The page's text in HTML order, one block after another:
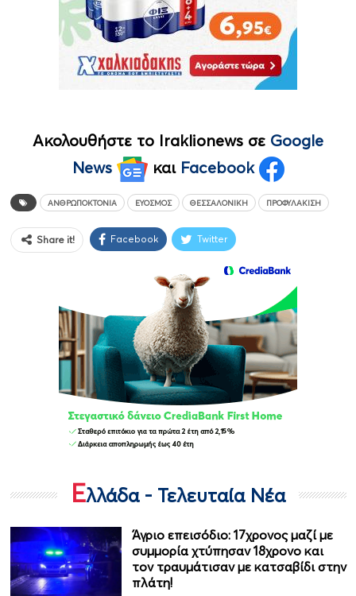
Ακολουθήστε το Iraklionews σε Google
News
και Facebook
ΑΝΘΡΩΠΟΚΤΟΝΊΑ ΕΎΟΣΜΟΣ ΘΕΣΣΑΛΟΝΊΚΗ ΠΡΟΦΥΛΆΚΙΣΗ
Share it! Facebook Twitter
Ελλάδα - Τελευταία Νέα
Άγριο επεισόδιο: 17χρονος μαζί με
συμμορία χτύπησαν 18χρονο και
τον τραυμάτισαν με κατσαβίδι στην
πλάτη!